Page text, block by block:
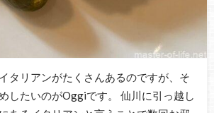
タリアンがたくさんあるのですが、そ
したいのがOggiです。 仙川に引っ越し